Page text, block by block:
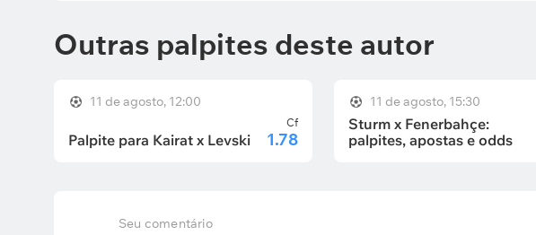
Outras palpites deste autor
11 de agosto, 12:00
Palpite para Kairat x Levski
Cf
1.78
11 de agosto, 15:30
Sturm x Fenerbahçe:
palpites, apostas e odds
Seu comentário